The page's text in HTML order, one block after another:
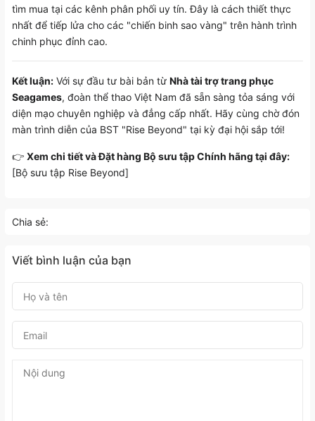
tìm mua tại các kênh phân phối uy tín. Đây là cách thiết thực
nhất để tiếp lửa cho các "chiến binh sao vàng" trên hành trình
chinh phục đỉnh cao.
Kết luận: Với sự đầu tư bài bản từ Nhà tài trợ trang phục
Seagames, đoàn thể thao Việt Nam đã sẵn sàng tỏa sáng với
diện mạo chuyên nghiệp và đẳng cấp nhất. Hãy cùng chờ đón
màn trình diễn của BST "Rise Beyond" tại kỳ đại hội sắp tới!
👉 Xem chi tiết và Đặt hàng Bộ sưu tập Chính hãng tại đây:
[Bộ sưu tập Rise Beyond]
Chia sẻ:
Viết bình luận của bạn